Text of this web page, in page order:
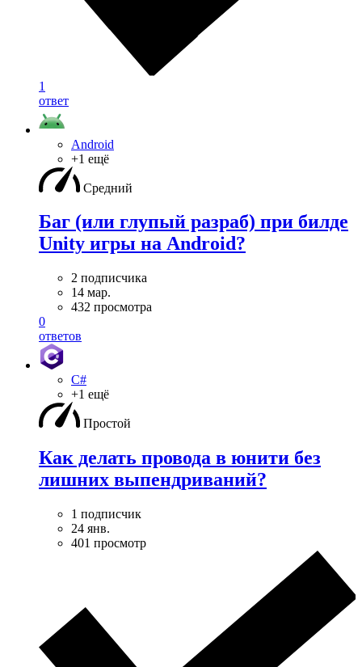
1
ответ
Android
+1 ещё
Средний
Баг (или глупый разраб) при билде
Unity игры на Android?
2 подписчика
14 мар.
432 просмотра
0
ответов
C#
+1 ещё
Простой
Как делать провода в юнити без
лишних выпендриваний?
1 подписчик
24 янв.
401 просмотр